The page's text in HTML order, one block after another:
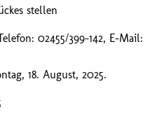
stellen
02455/399-142, E-Mail:
18. August, 2025.